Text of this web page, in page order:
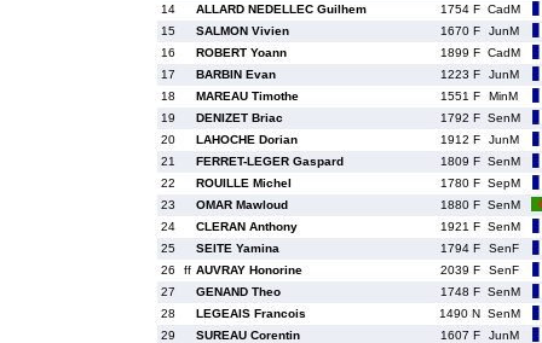
14
ALLARD NEDELLEC Guilhem 1754 F CadM
15
SALMON Vivien 1670 F
JunM
16
ROBERT Yoann 1899 F CadM
17
BARBIN Evan 1223 F
JunM
18
MAREAU Timothe 1551 F
MinM
19
DENIZET Briac 1792 F SenM
20
LAHOCHE Dorian 1912 F
JunM
21
FERRET-LEGER Gaspard 1809 F SenM
22
ROUILLE Michel 1780 F SepM
23
OMAR Mawloud 1880 F SenM
24
CLERAN Anthony 1921 F SenM
25
SEITE Yamina 1794 F
SenF
26
ff AUVRAY Honorine 2039 F
SenF
27
GENAND Theo 1748 F SenM
28
LEGEAIS Francois 1490 N SenM
29
SUREAU Corentin 1607 F
JunM